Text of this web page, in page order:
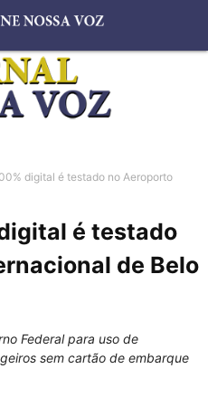
digital é testado no Aeroporto
é testado
de Belo
Federal para uso de
sem cartão de embarque